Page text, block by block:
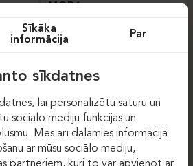
MORA
Sīkāka
informācija
Par
sīkdatnes
lai personalizētu saturu un
sociālo mediju funkcijas un
Mēs arī dalāmies informācijā
ar mūsu sociālo mediju,
partneriem, kuri to var apvienot ar